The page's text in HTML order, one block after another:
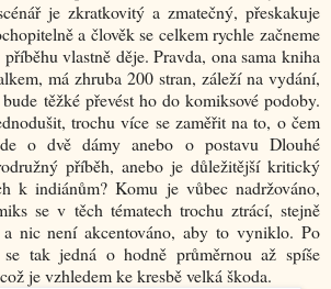
je zkratkovitý a zmatečný, přeskakuje
a člověk se celkem rychle začneme
vlastně děje. Pravda, ona sama kniha
má zhruba 200 stran, záleží na vydání,
těžké převést ho do komiksové podoby.
trochu více se zaměřit na to, o čem
o dvě dámy anebo o postavu Dlouhé
příběh, anebo je důležitější kritický
k indiánům? Komu je vůbec nadržováno,
se v těch tématech trochu ztrácí, stejně
nic není akcentováno, aby to vyniklo. Po
se tak jedná o hodně průměrnou až spíše
je vzhledem ke kresbě velká škoda.